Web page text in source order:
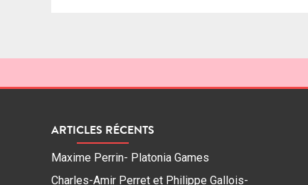
ARTICLES RÉCENTS
Maxime Perrin- Platonia Games
Charles-Amir Perret et Philippe Gallois-